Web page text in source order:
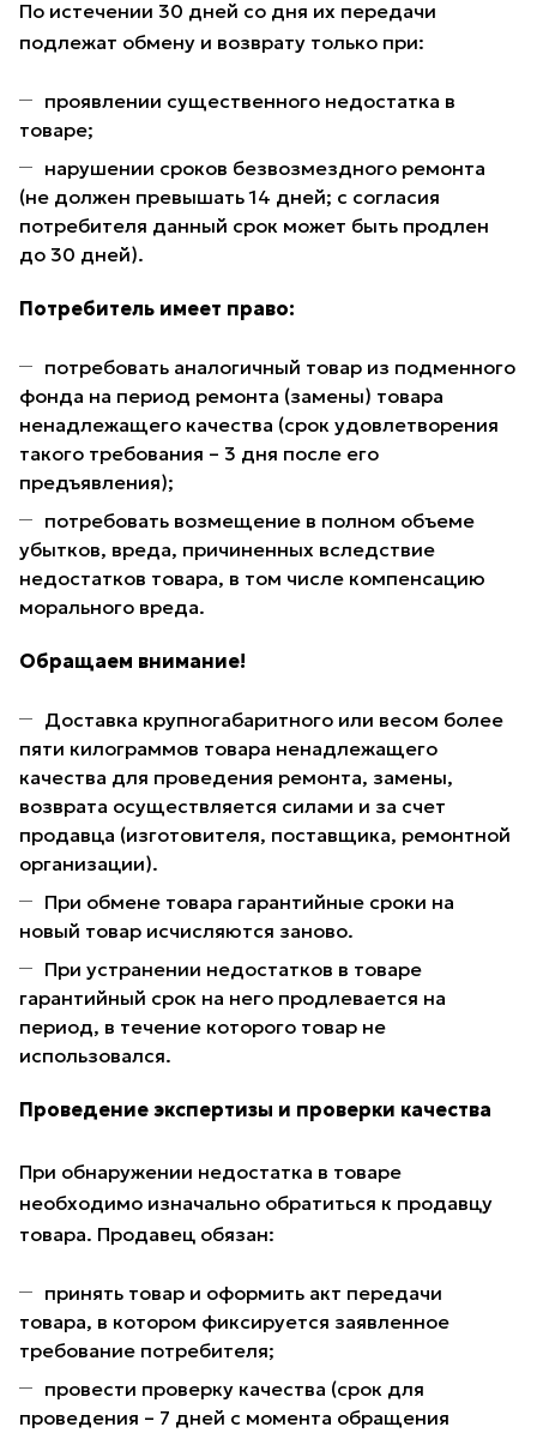
По истечении 30 дней со дня их передачи
подлежат обмену и возврату только при:
проявлении существенного недостатка в
товаре;
нарушении сроков безвозмездного ремонта
(не должен превышать 14 дней; с согласия
потребителя данный срок может быть продлен
до 30 дней).
Потребитель имеет право:
потребовать аналогичный товар из подменного
фонда на период ремонта (замены) товара
ненадлежащего качества (срок удовлетворения
такого требования – 3 дня после его
предъявления);
потребовать возмещение в полном объеме
убытков, вреда, причиненных вследствие
недостатков товара, в том числе компенсацию
морального вреда.
Обращаем внимание!
Доставка крупногабаритного или весом более
пяти килограммов товара ненадлежащего
качества для проведения ремонта, замены,
возврата осуществляется силами и за счет
продавца (изготовителя, поставщика, ремонтной
организации).
При обмене товара гарантийные сроки на
новый товар исчисляются заново.
При устранении недостатков в товаре
гарантийный срок на него продлевается на
период, в течение которого товар не
использовался.
Проведение экспертизы и проверки качества
При обнаружении недостатка в товаре
необходимо изначально обратиться к продавцу
товара. Продавец обязан:
принять товар и оформить акт передачи
товара, в котором фиксируется заявленное
требование потребителя;
провести проверку качества (срок для
проведения – 7 дней с момента обращения